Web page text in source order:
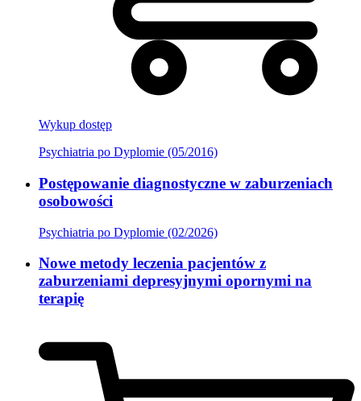
Wykup dostęp
Psychiatria po Dyplomie (05/2016)
Postępowanie diagnostyczne w zaburzeniach
osobowości
Psychiatria po Dyplomie (02/2026)
Nowe metody leczenia pacjentów z
zaburzeniami depresyjnymi opornymi na
terapię